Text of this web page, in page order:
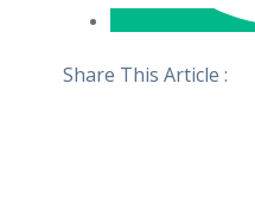
Share This Article :